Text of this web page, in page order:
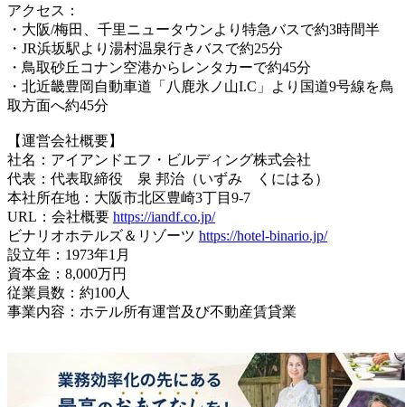
アクセス：
・大阪/梅田、千里ニュータウンより特急バスで約3時間半
・JR浜坂駅より湯村温泉行きバスで約25分
・鳥取砂丘コナン空港からレンタカーで約45分
・北近畿豊岡自動車道「八鹿氷ノ山I.C」より国道9号線を鳥
取方面へ約45分
【運営会社概要】
社名：アイアンドエフ・ビルディング株式会社
代表：代表取締役 泉 邦治（いずみ くにはる）
本社所在地：大阪市北区豊崎3丁目9-7
URL：会社概要 https://iandf.co.jp/
ビナリオホテルズ＆リゾーツ https://hotel-binario.jp/
設立年：1973年1月
資本金：8,000万円
従業員数：約100人
事業内容：ホテル所有運営及び不動産賃貸業